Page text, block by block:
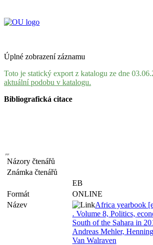
Úplné zobrazení záznamu
Toto je statický export z katalogu ze dne
aktuální podobu v katalogu.
Bibliografická citace
Názory čtenářů
Známka čtenářů
EB
Formát
ONLINE
Název
Africa yearbook
. Volume 8, Politics,
South of the Sahara in
Andreas Mehler,
Van Walraven